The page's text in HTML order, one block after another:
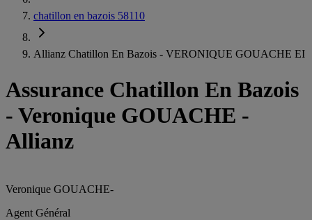
chatillon en bazois 58110
Allianz Chatillon En Bazois - VERONIQUE GOUACHE EI
Assurance Chatillon En Bazois
- Veronique GOUACHE -
Allianz
Veronique GOUACHE-
Agent Général